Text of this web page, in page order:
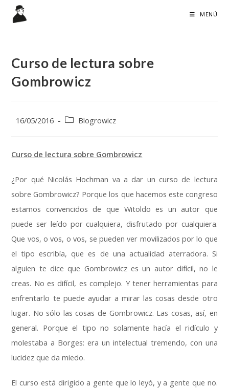
MENÚ
Curso de lectura sobre
Gombrowicz
Publicación
entrada:
16/05/2016
Categoría
entrada:
Blogrowicz
Curso de lectura sobre Gombrowicz
¿Por qué Nicolás Hochman va a dar un curso de lectura
sobre Gombrowicz? Porque los que hacemos este congreso
estamos convencidos de que Witoldo es un autor que
puede ser leído por cualquiera, disfrutado por cualquiera.
Que vos, o vos, o vos, se pueden ver movilizados por lo que
el tipo escribía, que es de una actualidad aterradora. Si
alguien te dice que Gombrowicz es un autor difícil, no le
creas. No es difícil, es complejo. Y tener herramientas para
enfrentarlo te puede ayudar a mirar las cosas desde otro
lugar. No sólo las cosas de Gombrowicz. Las cosas, así, en
general. Porque el tipo no solamente hacía el ridículo y
molestaba a Borges: era un intelectual tremendo, con una
lucidez que da miedo.
El curso está dirigido a gente que lo leyó, y a gente que no.